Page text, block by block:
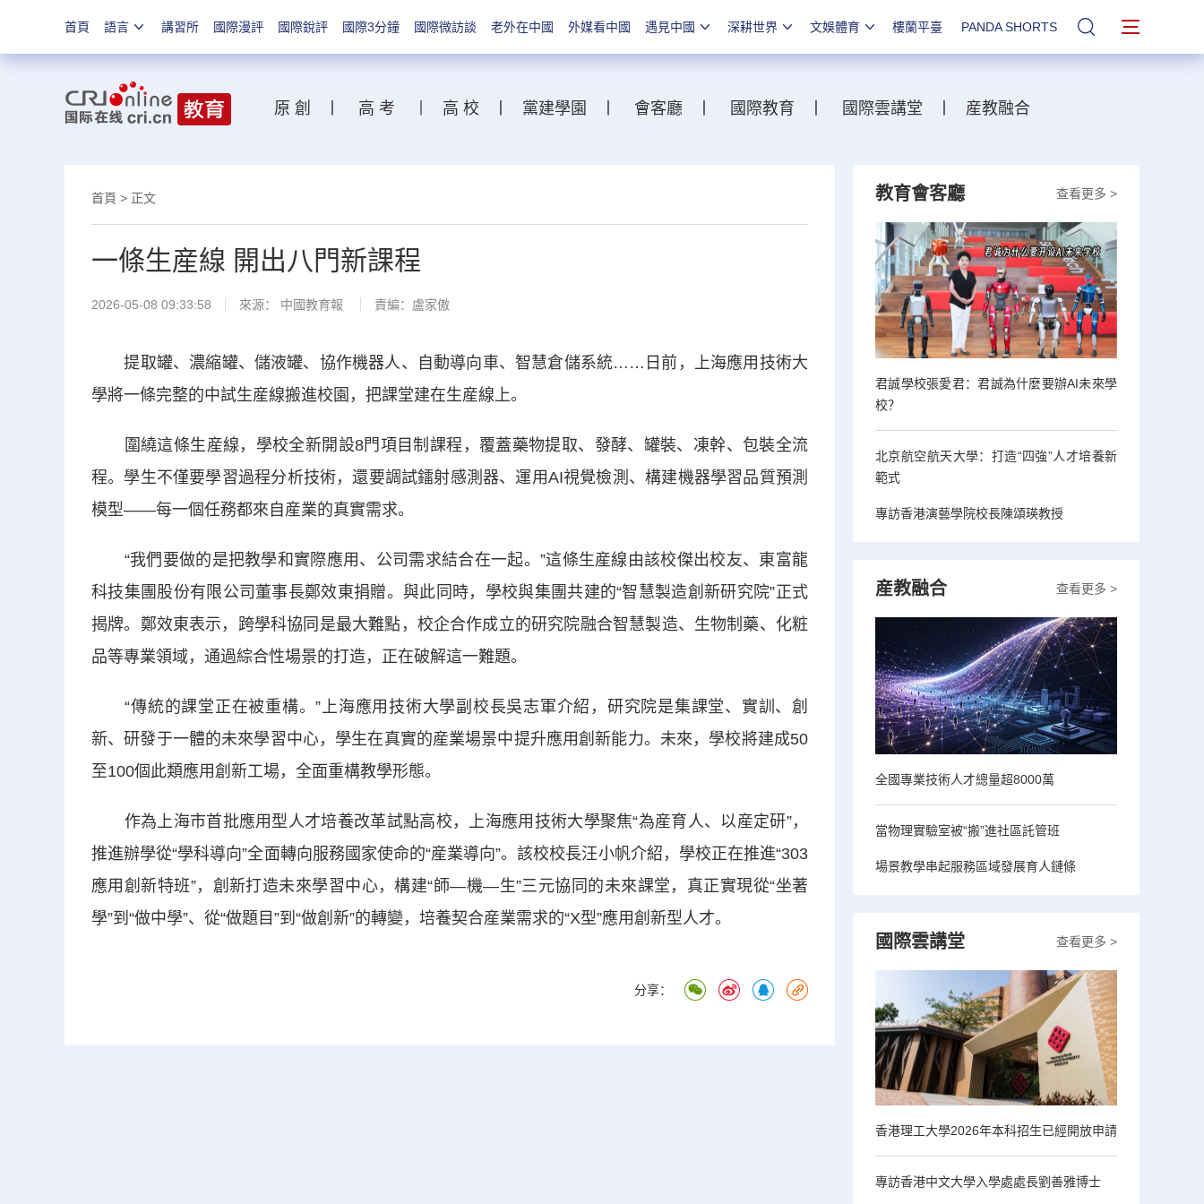
首頁 語言 講習所 國際漫評 國際銳評 國際3分鐘 國際微訪談 老外在中國 外媒看中國 遇見中國 深耕世界 文娛體育 樓蘭平臺 PANDA SHORTS 站內搜索
原 創 高 考 高 校 黨建學園 會客廳 國際教育 國際雲講堂 産教融合
首頁 > 正文
一條生産線 開出八門新課程
2026-05-08 09:33:58 來源： 中國教育報 責編：盧家傲
提取罐、濃縮罐、儲液罐、協作機器人、自動導向車、智慧倉儲系統……日前，上海應用技術大
學將一條完整的中試生産線搬進校園，把課堂建在生産線上。
圍繞這條生産線，學校全新開設8門項目制課程，覆蓋藥物提取、發酵、罐裝、凍幹、包裝全流
程。學生不僅要學習過程分析技術，還要調試鐳射感測器、運用AI視覺檢測、構建機器學習品質預測
模型——每一個任務都來自産業的真實需求。
“我們要做的是把教學和實際應用、公司需求結合在一起。”這條生産線由該校傑出校友、東富龍
科技集團股份有限公司董事長鄭效東捐贈。與此同時，學校與集團共建的“智慧製造創新研究院”正式
揭牌。鄭效東表示，跨學科協同是最大難點，校企合作成立的研究院融合智慧製造、生物制藥、化粧
品等專業領域，通過綜合性場景的打造，正在破解這一難題。
“傳統的課堂正在被重構。”上海應用技術大學副校長吳志軍介紹，研究院是集課堂、實訓、創
新、研發于一體的未來學習中心，學生在真實的産業場景中提升應用創新能力。未來，學校將建成50
至100個此類應用創新工場，全面重構教學形態。
作為上海市首批應用型人才培養改革試點高校，上海應用技術大學聚焦“為産育人、以産定研”，
推進辦學從“學科導向”全面轉向服務國家使命的“産業導向”。該校校長汪小帆介紹，學校正在推進“303
應用創新特班”，創新打造未來學習中心，構建“師—機—生”三元協同的未來課堂，真正實現從“坐著
學”到“做中學”、從“做題目”到“做創新”的轉變，培養契合産業需求的“X型”應用創新型人才。
分享：
查看更多 >
教育會客廳
君誠學校張愛君：君誠為什麼要辦AI未來學
校？
北京航空航天大學：打造“四強”人才培養新
範式
專訪香港演藝學院校長陳頌瑛教授
查看更多 >
産教融合
全國專業技術人才總量超8000萬
當物理實驗室被“搬”進社區託管班
場景教學串起服務區域發展育人鏈條
查看更多 >
國際雲講堂
香港理工大學2026年本科招生已經開放申請
專訪香港中文大學入學處處長劉善雅博士